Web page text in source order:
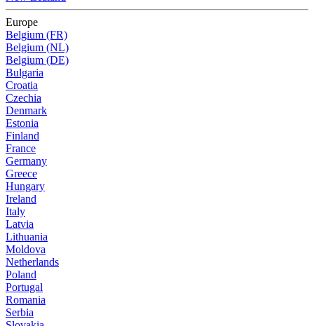
Europe
Belgium (FR)
Belgium (NL)
Belgium (DE)
Bulgaria
Croatia
Czechia
Denmark
Estonia
Finland
France
Germany
Greece
Hungary
Ireland
Italy
Latvia
Lithuania
Moldova
Netherlands
Poland
Portugal
Romania
Serbia